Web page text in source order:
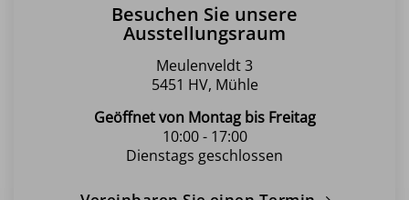
Produktseite
gewählt
Besuchen Sie unsere
Ausstellungsraum
Meulenveldt 3
5451 HV, Mühle
Geöffnet von Montag bis Freitag
10:00 - 17:00
Dienstags geschlossen